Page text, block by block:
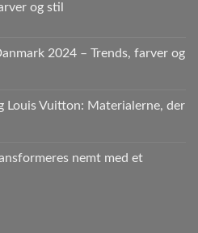
og stil
2024 – Trends, farver og
Louis Vuitton: Materialerne, der
nemt med et